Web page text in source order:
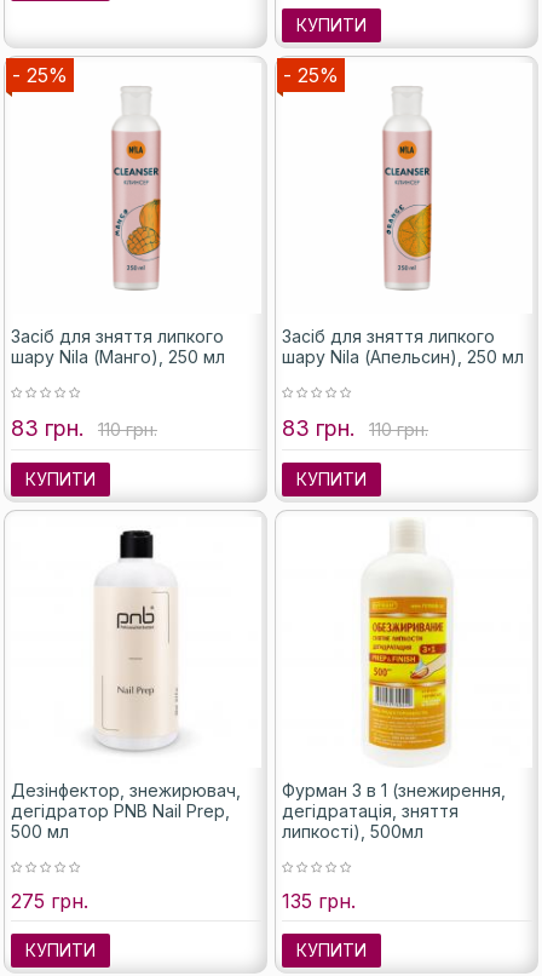
КУПИТИ
- 25%
Засіб для зняття липкого
шару Nila (Манго), 250 мл
83 грн. 110 грн.
КУПИТИ
- 25%
Засіб для зняття липкого
шару Nila (Апельсин), 250 мл
83 грн. 110 грн.
КУПИТИ
Дезінфектор, знежирювач,
дегідратор PNB Nail Prep,
500 мл
275 грн.
КУПИТИ
Фурман 3 в 1 (знежирення,
дегідратація, зняття
липкості), 500мл
135 грн.
КУПИТИ